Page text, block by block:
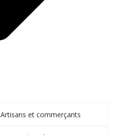
Artisans et commerçants